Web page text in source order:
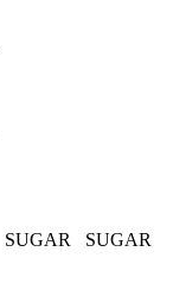
SUGAR SUGAR